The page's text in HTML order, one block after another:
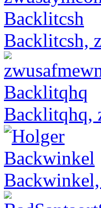
Backlitcsh,
Backlitqhq,